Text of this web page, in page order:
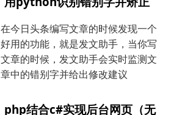
在今日头条编写文章的时候发现一个
好用的功能，就是发文助手，当你写
文章的时候，发文助手会实时监测文
章中的错别字并给出修改建议
php结合c#实现后台网页（无